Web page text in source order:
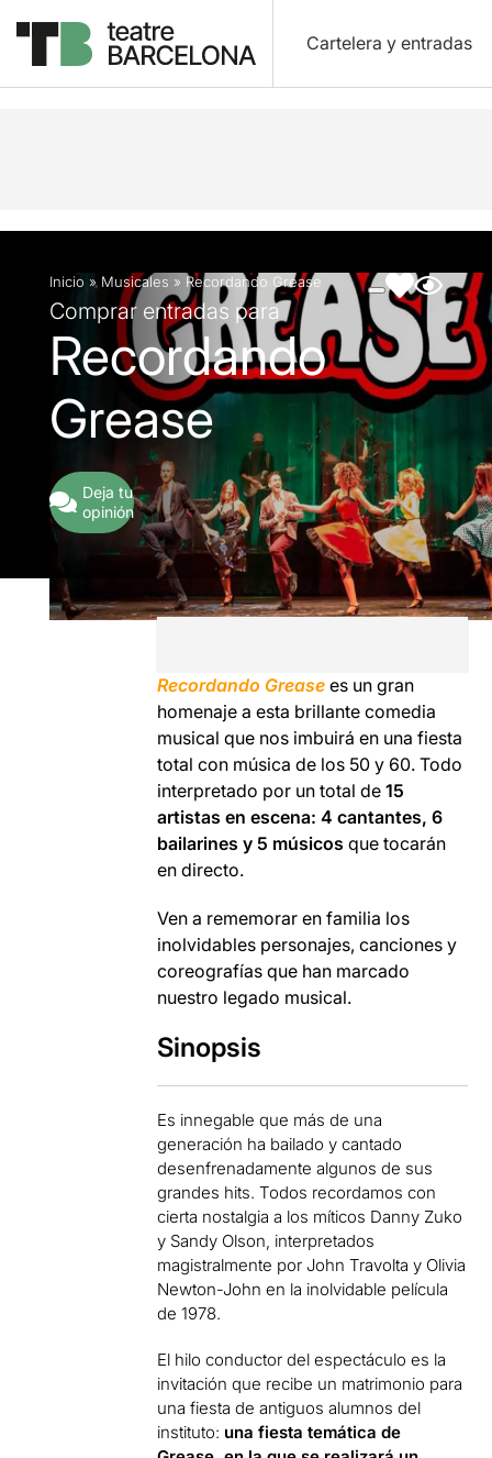
Cartelera y entradas
Descripción Ficha artística Fotos y vídeos
Inicio » Musicales » Recordando Grease
Comprar entradas para
Recordando
Grease
Deja tu
opinión
Recordando Grease es un gran
homenaje a esta brillante comedia
musical que nos imbuirá en una fiesta
total con música de los 50 y 60. Todo
interpretado por un total de15
artistas en escena: 4 cantantes, 6
bailarines y 5 músicos que tocarán
en directo.
Ven a rememorar en familia los
inolvidables personajes, canciones y
coreografías que han marcado
nuestro legado musical.
Sinopsis
Es innegable que más de una
generación ha bailado y cantado
desenfrenadamente algunos de sus
grandes hits. Todos recordamos con
cierta nostalgia a los míticos Danny Zuko
y Sandy Olson, interpretados
magistralmente por John Travolta y Olivia
Newton-John en la inolvidable película
de 1978.
El hilo conductor del espectáculo es la
invitación que recibe un matrimonio para
una fiesta de antiguos alumnos del
instituto: una fiesta temática de